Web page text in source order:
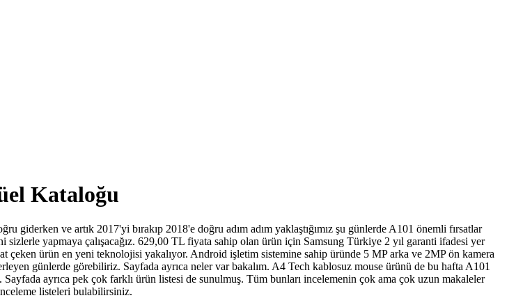
Kataloğu
ve artık 2017'yi bırakıp 2018'e doğru adım adım yaklaştığımız şu günlerde A101 önemli fırsatlar
yapmaya çalışacağız. 629,00 TL fiyata sahip olan ürün için Samsung Türkiye 2 yıl garanti ifadesi yer
ürün en yeni teknolojisi yakalıyor. Android işletim sistemine sahip üründe 5 MP arka ve 2MP ön kamera
günlerde görebiliriz. Sayfada ayrıca neler var bakalım. A4 Tech kablosuz mouse ürünü de bu hafta A101
ayrıca pek çok farklı ürün listesi de sunulmuş. Tüm bunları incelemenin çok ama çok uzun makaleler
listeleri bulabilirsiniz.